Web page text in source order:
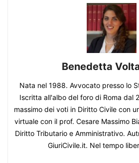
Benedetta
Nata nel 1988. Avvocato presso lo
Iscritta all'albo del foro di Roma dal
massimo dei voti in Diritto Civile con
virtuale con il prof. Cesare Massimo
Diritto Tributario e Amministrativo.
GiuriCivile.it. Nel tempo